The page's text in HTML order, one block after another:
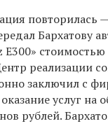
повторилась
Бархатову
E300»
реализации
заключил с
услуг на
рублей.